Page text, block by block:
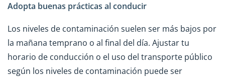
Adopta buenas prácticas al conducir
Los niveles de contaminación suelen ser más bajos por
la mañana temprano o al final del día. Ajustar tu
horario de conducción o el uso del transporte público
según los niveles de contaminación puede ser